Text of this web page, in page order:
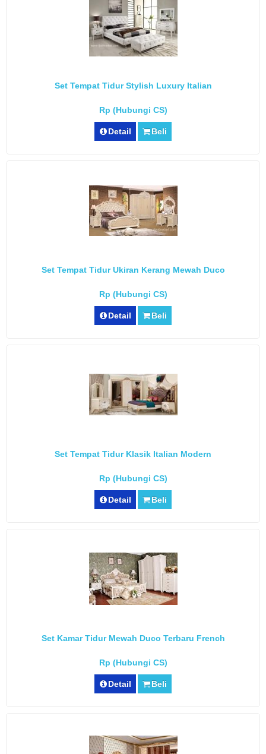
Set Tempat Tidur Stylish Luxury Italian
Rp (Hubungi CS)
Detail Beli
Set Tempat Tidur Ukiran Kerang Mewah Duco
Rp (Hubungi CS)
Detail Beli
Set Tempat Tidur Klasik Italian Modern
Rp (Hubungi CS)
Detail Beli
Set Kamar Tidur Mewah Duco Terbaru French
Rp (Hubungi CS)
Detail Beli